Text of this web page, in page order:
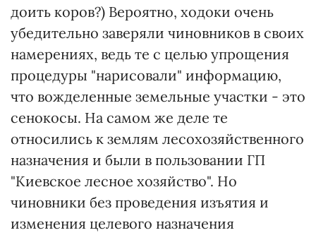
доить коров?) Вероятно, ходоки очень
убедительно заверяли чиновников в своих
намерениях, ведь те с целью упрощения
процедуры "нарисовали" информацию,
что вожделенные земельные участки - это
сенокосы. На самом же деле те
относились к землям лесохозяйственного
назначения и были в пользовании ГП
"Киевское лесное хозяйство". Но
чиновники без проведения изъятия и
изменения целевого назначения